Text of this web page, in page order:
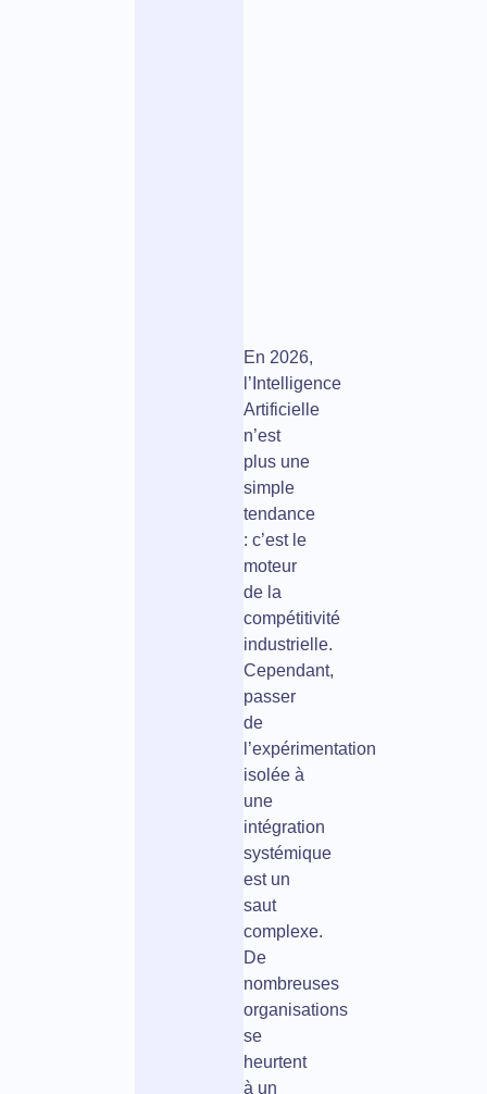
En 2026,
l’Intelligence
Artificielle
n’est
plus une
simple
tendance
: c’est le
moteur
de la
compétitivité
industrielle.
Cependant,
passer
de
l’expérimentation
isolée à
une
intégration
systémique
est un
saut
complexe.
De
nombreuses
organisations
se
heurtent
à un